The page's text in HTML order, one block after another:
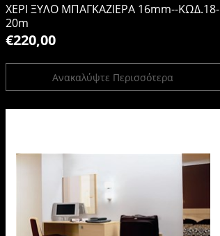
ΧΕΡΙ ΞΥΛΟ ΜΠΑΓΚΑΖΙΕΡΑ 16mm--ΚΩΔ.18-
20m
€220,00
Ανακαλύψτε Περισσότερα